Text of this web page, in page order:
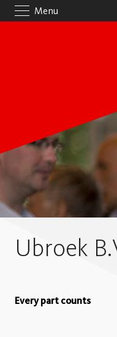
Menu
Ubroek
Every part counts